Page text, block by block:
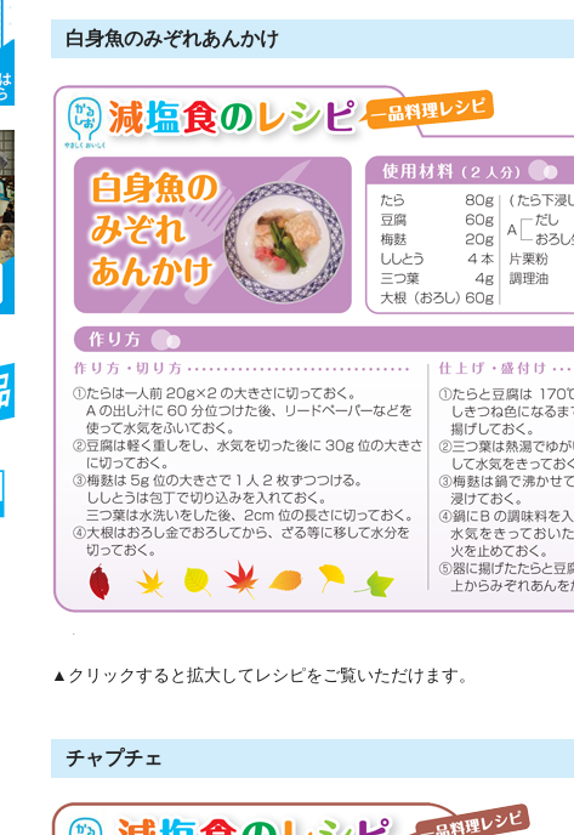
白身魚のみぞれあんかけ
▲クリックすると拡大してレシピをご覧いただけます。
チャプチェ